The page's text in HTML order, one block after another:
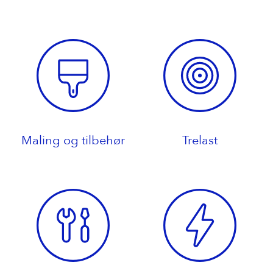
Maling og tilbehør Trelast